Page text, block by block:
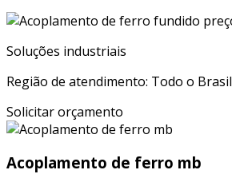
Soluções industriais
Região de atendimento: Todo o Brasil
Solicitar orçamento
Acoplamento de ferro mb